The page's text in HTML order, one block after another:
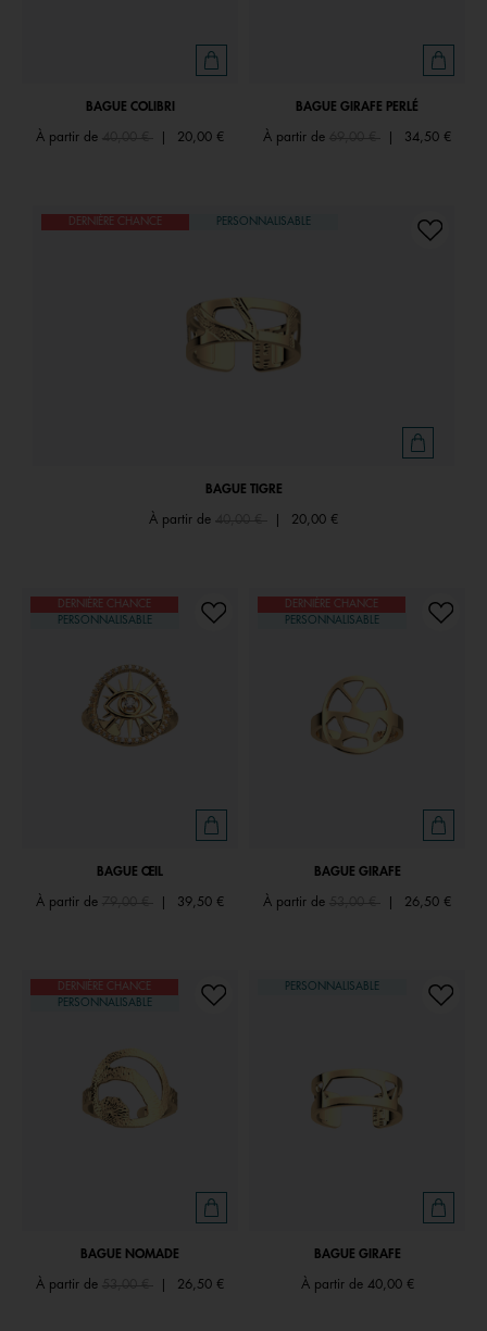
BAGUE COLIBRI
À partir de Price reduced from
20,00 €
BAGUE GIRAFE PERLÉ
À partir de Price reduced from
34,50 €
DERNIÈRE CHANCE PERSONNALISABLE
BAGUE TIGRE
À partir dePrice reduced from
40,00 € 20,00 €
DERNIÈRE CHANCE
PERSONNALISABLE
BAGUE ŒIL
À partir de Price reduced from
39,50 €
DERNIÈRE CHANCE
PERSONNALISABLE
BAGUE GIRAFE
À partir de Price reduced from
26,50 €
DERNIÈRE CHANCE
PERSONNALISABLE
BAGUE NOMADE
À partir de Price reduced from
26,50 €
PERSONNALISABLE
BAGUE GIRAFE
À partir de 40,00 €